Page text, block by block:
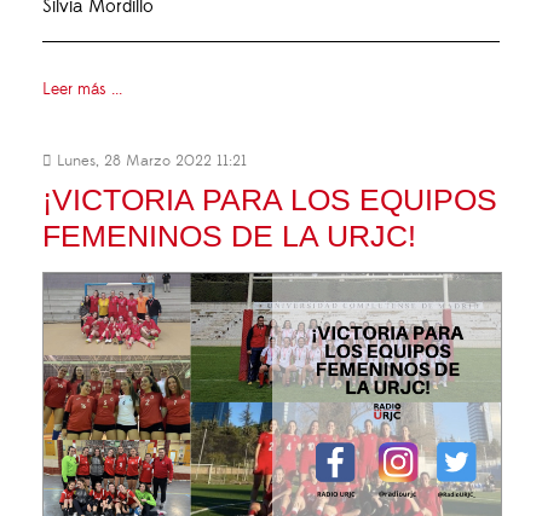
Silvia Mordillo
Leer más ...
Lunes, 28 Marzo 2022 11:21
¡VICTORIA PARA LOS EQUIPOS
FEMENINOS DE LA URJC!